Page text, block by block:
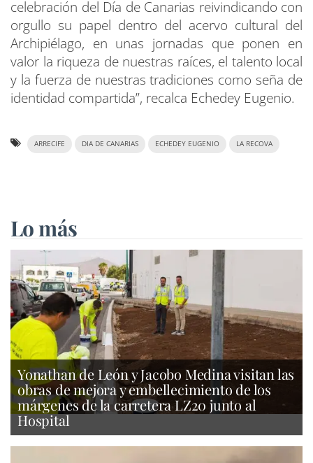
celebración del Día de Canarias reivindicando con
orgullo su papel dentro del acervo cultural del
Archipiélago, en unas jornadas que ponen en
valor la riqueza de nuestras raíces, el talento local
y la fuerza de nuestras tradiciones como seña de
identidad compartida”, recalca Echedey Eugenio.
ARRECIFE DIA DE CANARIAS ECHEDEY EUGENIO LA RECOVA
Lo más
Yonathan de León y Jacobo Medina visitan las
obras de mejora y embellecimiento de los
márgenes de la carretera LZ20 junto al
Hospital